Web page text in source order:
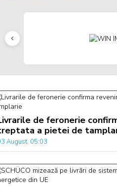
de feronerie
a pietei de
August, 05:03